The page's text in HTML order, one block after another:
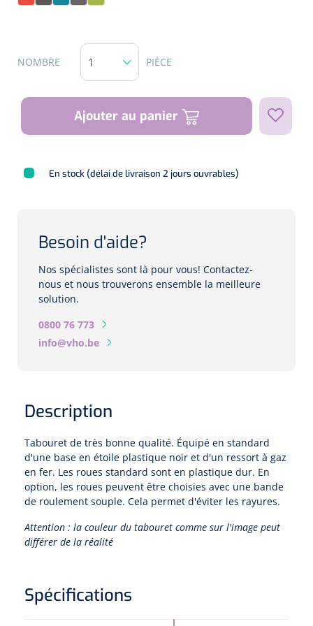
Biomètres
Biomètres optiques
Pachimètres
Lampes à fente
Options
Lampe à fente
Microscopes spéculaires
Lasers
Sunrise
Taupe
TealTitanium
Zest
NOMBRE PIÈCE
Ajouter au panier
En stock (délai de livraison 2 jours ouvrables)
Besoin d'aide?
Nos spécialistes sont là pour vous! Contactez-
nous et nous trouverons ensemble la meilleure
solution.
0800 76 773
info@vho.be
Description
Tabouret de très bonne qualité. Équipé en standard
d'une base en étoile plastique noir et d'un ressort à gaz
en fer. Les roues standard sont en plastique dur. En
option, les roues peuvent être choisies avec une bande
de roulement souple. Cela permet d'éviter les rayures.
Attention : la couleur du tabouret comme sur l'image peut
différer de la réalité
Spécifications